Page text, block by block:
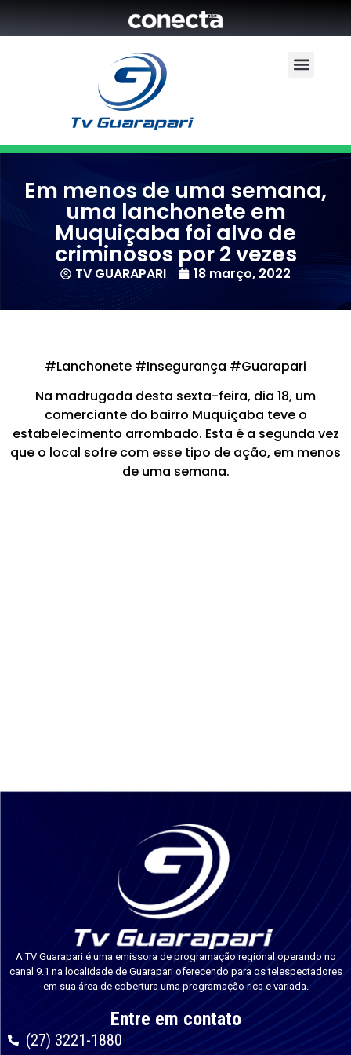
Em menos de uma semana,
uma lanchonete em
Muquiçaba foi alvo de
criminosos por 2 vezes
TV GUARAPARI 18 março, 2022
#Lanchonete #Insegurança #Guarapari
Na madrugada desta sexta-feira, dia 18, um
comerciante do bairro Muquiçaba teve o
estabelecimento arrombado. Esta é a segunda vez
que o local sofre com esse tipo de ação, em menos
de uma semana.
A TV Guarapari é uma emissora de programação regional operando no
canal 9.1 na localidade de Guarapari oferecendo para os telespectadores
em sua área de cobertura uma programação rica e variada.
Entre em contato
(27) 3221-1880